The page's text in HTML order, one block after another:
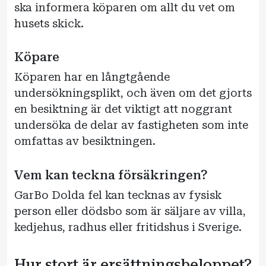
ska informera köparen om allt du vet om
husets skick.
Köpare
Köparen har en långtgående
undersökningsplikt, och även om det gjorts
en besiktning är det viktigt att noggrant
undersöka de delar av fastigheten som inte
omfattas av besiktningen.
Vem kan teckna försäkringen?
GarBo Dolda fel kan tecknas av fysisk
person eller dödsbo som är säljare av villa,
kedjehus, radhus eller fritidshus i Sverige.